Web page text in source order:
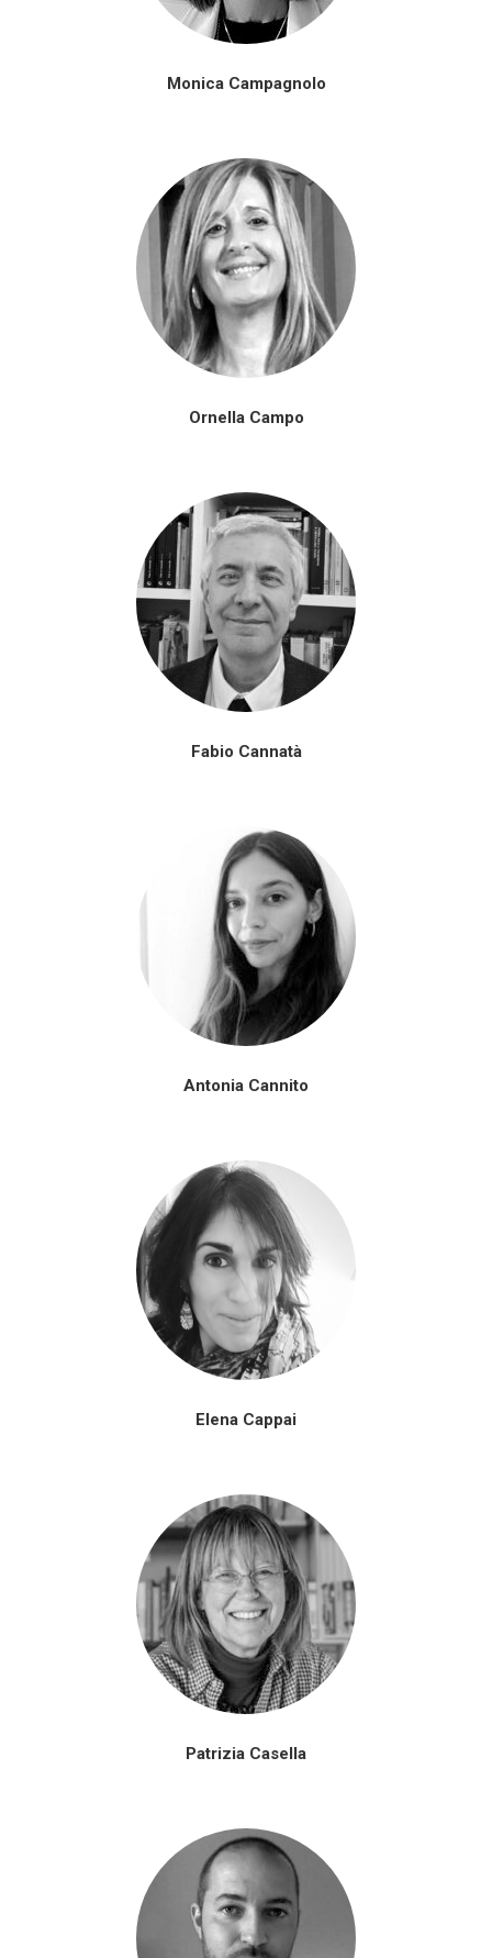
Monica Campagnolo
Ornella Campo
Fabio Cannatà
Antonia Cannito
Elena Cappai
Patrizia Casella